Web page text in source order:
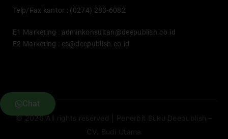
Telp/Fax kantor : (0274) 283-6082
E1 Marketing : adminkonsultan@deepublish.co.id
E2 Marketing : cs@deepublish.co.id
© 2026 All rights reserved | Penerbit Buku Deepublish –
CV. Budi Utama
Chat